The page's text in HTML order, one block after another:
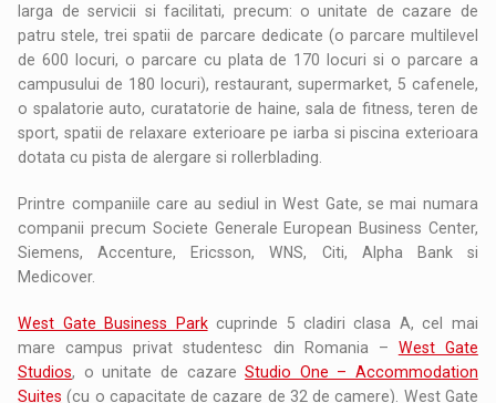
larga de servicii si facilitati, precum: o unitate de cazare de
patru stele, trei spatii de parcare dedicate (o parcare multilevel
de 600 locuri, o parcare cu plata de 170 locuri si o parcare a
campusului de 180 locuri), restaurant, supermarket, 5 cafenele,
o spalatorie auto, curatatorie de haine, sala de fitness, teren de
sport, spatii de relaxare exterioare pe iarba si piscina exterioara
dotata cu pista de alergare si rollerblading.
Printre companiile care au sediul in West Gate, se mai numara
companii precum Societe Generale European Business Center,
Siemens, Accenture, Ericsson, WNS, Citi, Alpha Bank si
Medicover.
West Gate Business Parkcuprinde 5 cladiri clasa A, cel mai
mare campus privat studentesc din Romania – West Gate
Studios, o unitate de cazareStudio One – Accommodation
Suites (cu o capacitate de cazare de 32 de camere). West Gate